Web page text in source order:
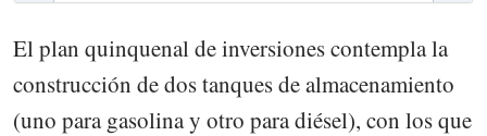
El plan quinquenal de inversiones contempla la
construcción de dos tanques de almacenamiento
(uno para gasolina y otro para diésel), con los que